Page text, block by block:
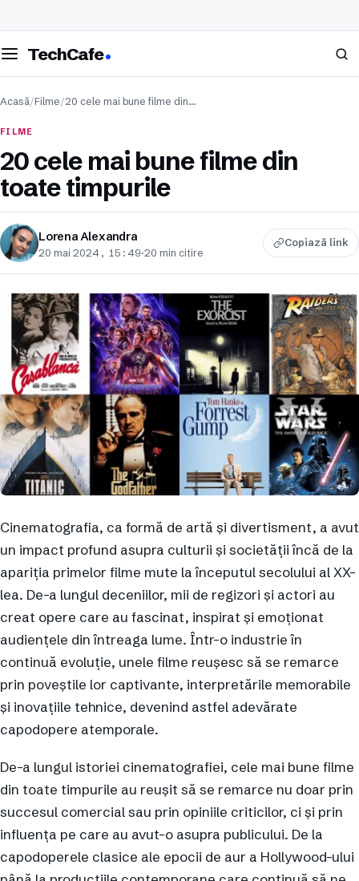
meniul
TechCafe Caută
Acasă/Filme/20 cele mai bune filme din…
FILME
20 cele mai bune filme din
toate timpurile
Lorena Alexandra
20 mai 2024, 15:49·20 min citire
Copiază link
Cinematografia, ca formă de artă și divertisment, a avut
un impact profund asupra culturii și societății încă de la
apariția primelor filme mute la începutul secolului al XX-
lea. De-a lungul deceniilor, mii de regizori și actori au
creat opere care au fascinat, inspirat și emoționat
audiențele din întreaga lume. Într-o industrie în
continuă evoluție, unele filme reușesc să se remarce
prin poveștile lor captivante, interpretările memorabile
și inovațiile tehnice, devenind astfel adevărate
capodopere atemporale.
De-a lungul istoriei cinematografiei, cele mai bune filme
din toate timpurile au reușit să se remarce nu doar prin
succesul comercial sau prin opiniile criticilor, ci și prin
influența pe care au avut-o asupra publicului. De la
capodoperele clasice ale epocii de aur a Hollywood-ului